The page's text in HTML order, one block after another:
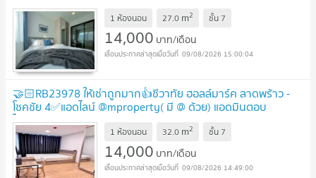
UPDATE !
1 ห้องนอน 27.0 m2 ชั้น 7
14,000 บาท/เดือน
09/08/2026 15:00:04
🤝🏻RB23978 ให้เช่าถูกมาก👍ชีวาทัย ฮอลล์มาร์ค ลาดพร้าว -
โชคชัย 4✅แอดไลน์ @mproperty( มี @ ด้วย) แอดมินตอบ
ไว UPDATE !
1 ห้องนอน 32.0 m2 ชั้น 7
14,000 บาท/เดือน
09/08/2026 14:49:00